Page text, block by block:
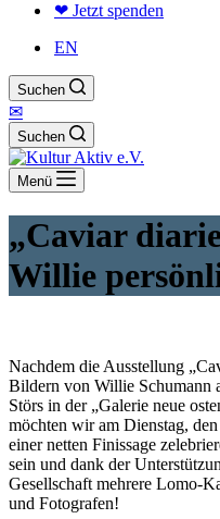
❤ Jetzt spenden
EN
Suchen
✉
Suchen
Menü
„Caviar
Willie
Nachdem die Ausstellung
Bildern von Willie Schumann
Störs in der „Galerie neue
möchten wir am Dienstag,
einer netten Finissage
sein und dank der
Gesellschaft mehrere Lomo-
und Fotografen!